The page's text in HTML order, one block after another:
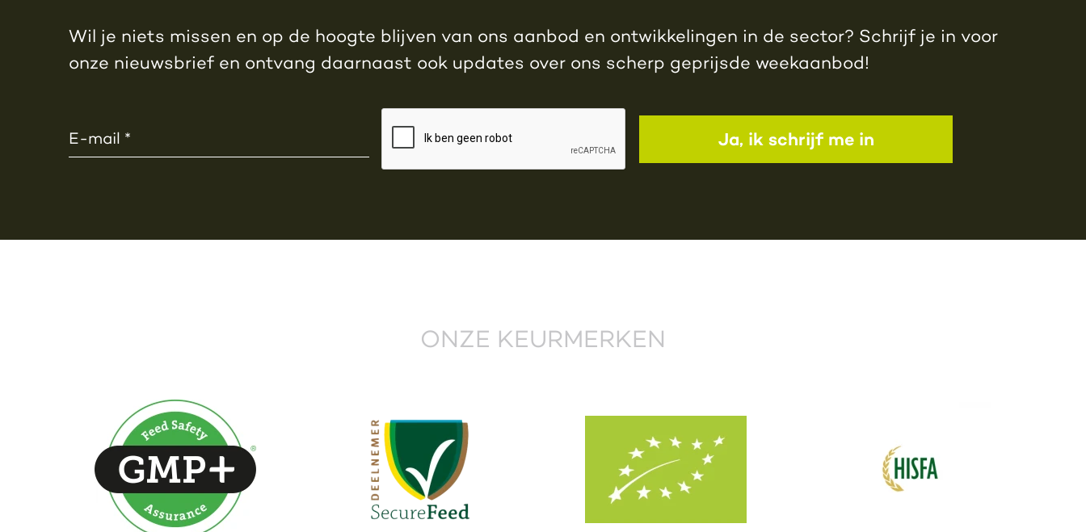
Wil je niets missen en op de hoogte blijven van ons aanbod en ontwikkelingen in de sector? Schrijf je in voor
onze nieuwsbrief en ontvang daarnaast ook updates over ons scherp geprijsde weekaanbod!
ONZE KEURMERKEN